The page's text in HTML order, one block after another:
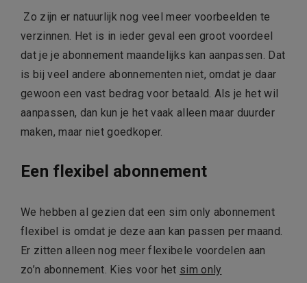
Zo zijn er natuurlijk nog veel meer voorbeelden te
verzinnen. Het is in ieder geval een groot voordeel
dat je je abonnement maandelijks kan aanpassen. Dat
is bij veel andere abonnementen niet, omdat je daar
gewoon een vast bedrag voor betaald. Als je het wil
aanpassen, dan kun je het vaak alleen maar duurder
maken, maar niet goedkoper.
Een flexibel abonnement
We hebben al gezien dat een sim only abonnement
flexibel is omdat je deze aan kan passen per maand.
Er zitten alleen nog meer flexibele voordelen aan
zo’n abonnement. Kies voor het sim only